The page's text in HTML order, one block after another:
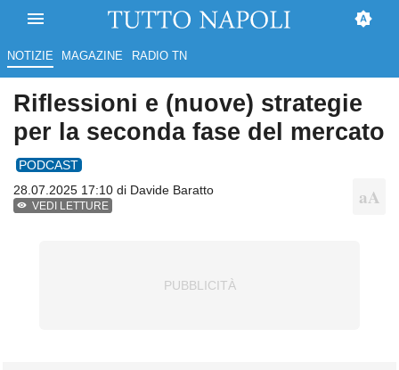
NOTIZIE MAGAZINE RADIO TN
Riflessioni e (nuove) strategie
per la seconda fase del mercato
PODCAST
28.07.2025 17:10 di Davide Baratto
VEDI LETTURE